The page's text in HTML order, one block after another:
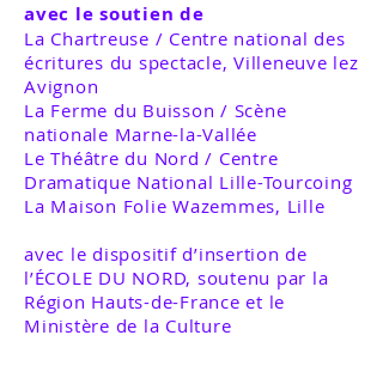
avec le soutien de
La Chartreuse / Centre national des
écritures du spectacle, Villeneuve lez
Avignon
La Ferme du Buisson / Scène
nationale Marne-la-Vallée
Le Théâtre du Nord / Centre
Dramatique National Lille-Tourcoing
La Maison Folie Wazemmes, Lille
avec le dispositif d’insertion de
l’ÉCOLE DU NORD, soutenu par la
Région Hauts-de-France et le
Ministère de la Culture